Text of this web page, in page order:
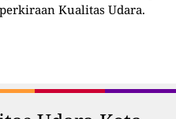
Kualitas Udara.